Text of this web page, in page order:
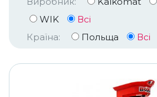
WIK
Всі
Країна:
Польща Всі